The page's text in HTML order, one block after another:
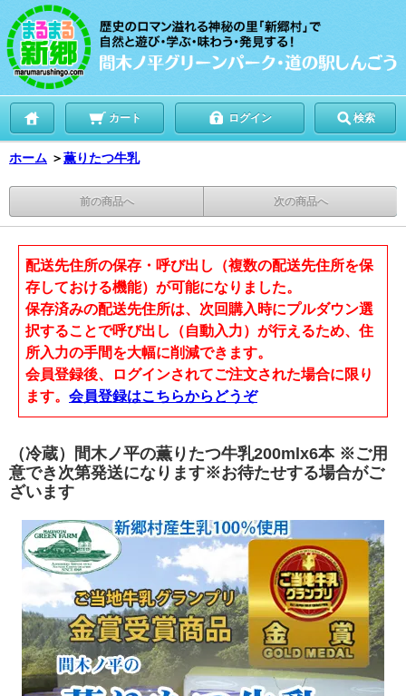
カート ログイン 検索
ホーム ＞薫りたつ牛乳
前の商品へ 次の商品へ
配送先住所の保存・呼び出し（複数の配送先住所を保
存しておける機能）が可能になりました。
保存済みの配送先住所は、次回購入時にプルダウン選
択することで呼び出し（自動入力）が行えるため、住
所入力の手間を大幅に削減できます。
会員登録後、ログインされてご注文された場合に限り
ます。 会員登録はこちらからどうぞ
（冷蔵）間木ノ平の薫りたつ牛乳200mlx6本 ※ご用
意でき次第発送になります※お待たせする場合がご
ざいます